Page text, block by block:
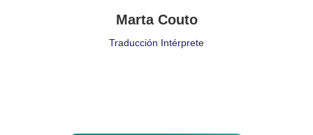
Marta Couto
Traducción Intérprete